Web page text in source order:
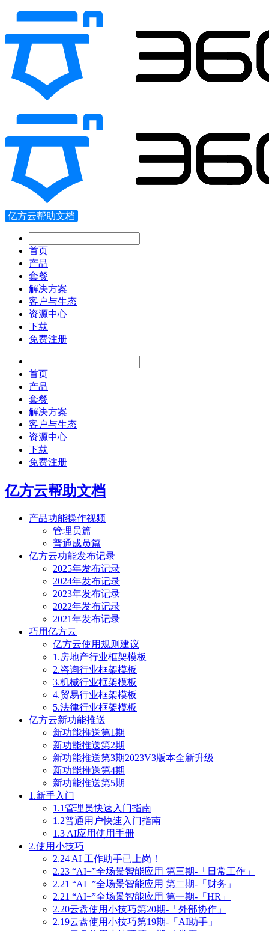
亿方云帮助文档
首页
产品
套餐
解决方案
客户与生态
资源中心
下载
免费注册
首页
产品
套餐
解决方案
客户与生态
资源中心
下载
免费注册
亿方云帮助文档
产品功能操作视频
管理员篇
普通成员篇
亿方云功能发布记录
2025年发布记录
2024年发布记录
2023年发布记录
2022年发布记录
2021年发布记录
巧用亿方云
亿方云使用规则建议
1.房地产行业框架模板
2.咨询行业框架模板
3.机械行业框架模板
4.贸易行业框架模板
5.法律行业框架模板
亿方云新功能推送
新功能推送第1期
新功能推送第2期
新功能推送第3期2023V3版本全新升级
新功能推送第4期
新功能推送第5期
1.新手入门
1.1管理员快速入门指南
1.2普通用户快速入门指南
1.3 AI应用使用手册
2.使用小技巧
2.24 AI 工作助手已上岗！
2.23 “AI+”全场景智能应用 第三期-「日常工作」
2.21 “AI+”全场景智能应用 第二期-「财务」
2.21 “AI+”全场景智能应用 第一期-「HR」
2.20云盘使用小技巧第20期-「外部协作」
2.19云盘使用小技巧第19期-「AI助手」